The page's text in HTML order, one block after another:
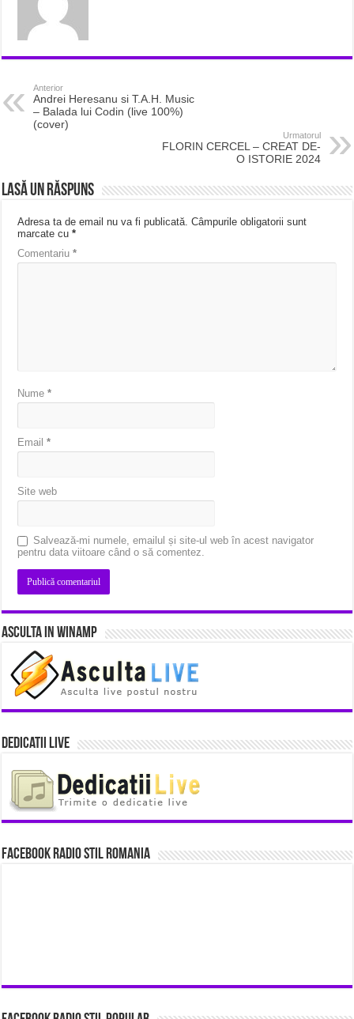
Anterior
Andrei Heresanu si T.A.H. Music
– Balada lui Codin (live 100%)
(cover)
Urmatorul
FLORIN CERCEL – CREAT DE-
O ISTORIE 2024
Lasă un răspuns
Adresa ta de email nu va fi publicată. Câmpurile obligatorii sunt
marcate cu*
Comentariu*
Nume*
Email*
Site web
Salvează-mi numele, emailul și site-ul web în acest navigator
pentru data viitoare când o să comentez.
Asculta in Winamp
Dedicatii Live
Facebook Radio Stil Romania